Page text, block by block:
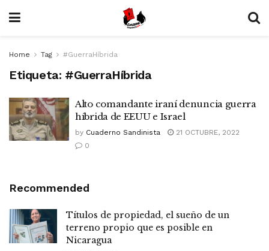
Home Tag #GuerraHíbrida
Etiqueta: #GuerraHíbrida
Alto comandante iraní denuncia guerra
híbrida de EEUU e Israel
by Cuaderno Sandinista
21 OCTUBRE, 2022
0
Recommended
Títulos de propiedad, el sueño de un
terreno propio que es posible en
Nicaragua